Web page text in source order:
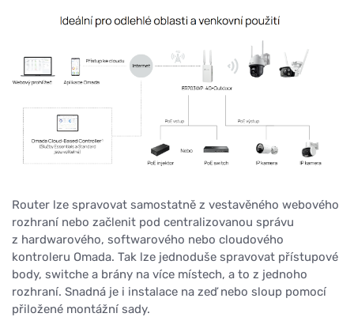
Router lze spravovat samostatně z vestavěného webového
rozhraní nebo začlenit pod centralizovanou správu
z hardwarového, softwarového nebo cloudového
kontroleru Omada. Tak lze jednoduše spravovat přístupové
body, switche a brány na více místech, a to z jednoho
rozhraní. Snadná je i instalace na zeď nebo sloup pomocí
přiložené montážní sady.